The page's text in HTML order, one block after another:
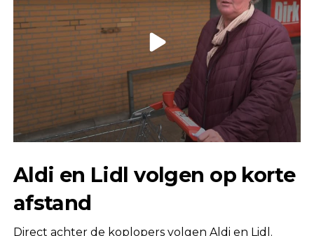
Aldi en Lidl volgen op korte
afstand
Direct achter de koplopers volgen Aldi en Lidl.